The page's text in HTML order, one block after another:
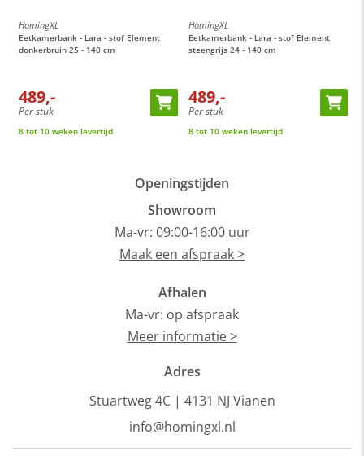
HomingXL
Eetkamerbank - Lara - stof Element
donkerbruin 25 - 140 cm
489,-
Per stuk
8 tot 10 weken levertijd
HomingXL
Eetkamerbank - Lara - stof Element
steengrijs 24 - 140 cm
489,-
Per stuk
8 tot 10 weken levertijd
Openingstijden
Showroom
Ma-vr: 09:00-16:00 uur
Maak een afspraak >
Afhalen
Ma-vr: op afspraak
Meer informatie >
Adres
Stuartweg 4C | 4131 NJ Vianen
info@homingxl.nl